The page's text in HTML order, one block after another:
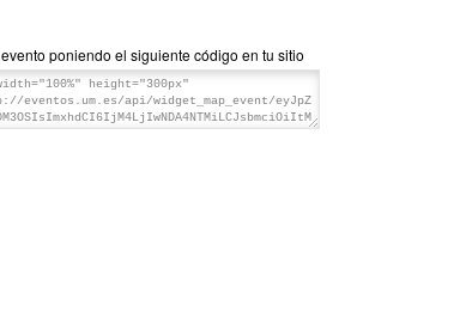
poniendo el siguiente código en tu sitio